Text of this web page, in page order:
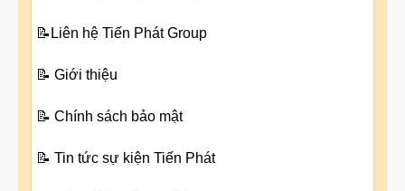
📝 Liên hệ Tiến Phát Group
📝 Giới thiệu
📝 Chính sách bảo mật
📝 Tin tức sự kiện Tiến Phát